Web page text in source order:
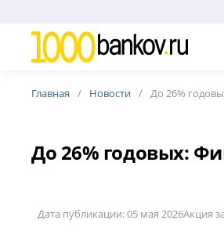
Главная Новости До 26%
До 26% годовых:
Дата публикации: 05 мая 2026Акция